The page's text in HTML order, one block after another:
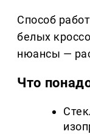
Способ
белых
нюансы —
Что